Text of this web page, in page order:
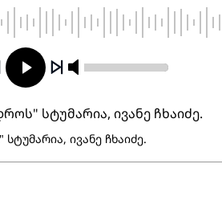
სტუმარია, ივანე ჩხაიძე.
ივანე ჩხაიძე.